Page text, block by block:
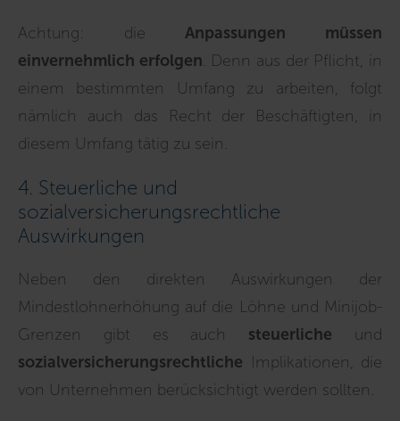
Achtung: dieAnpassungen müssen
einvernehmlich erfolgen. Denn aus der Pflicht, in
einem bestimmten Umfang zu arbeiten, folgt
nämlich auch das Recht der Beschäftigten, in
diesem Umfang tätig zu sein.
4. Steuerliche und
sozialversicherungsrechtliche
Auswirkungen
Neben den direkten Auswirkungen der
Mindestlohnerhöhung auf die Löhne und Minijob-
Grenzen gibt es auch steuerliche und
sozialversicherungsrechtliche Implikationen, die
von Unternehmen berücksichtigt werden sollten.